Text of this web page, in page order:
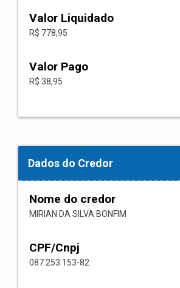
Valor Liquidado
R$ 778,95
Valor Pago
R$ 38,95
Dados do Credor
Nome do credor
MIRIAN DA SILVA BONFIM
CPF/Cnpj
087.253.153-82